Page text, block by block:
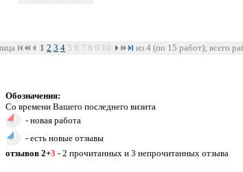
1 2 3 4 5 6 7 8 9 10 из 4 (по 15 работ); всего
Обозначения:
Со времени Вашего последнего визита
- новая работа
- есть новые отзывы
отзывов 2+3 - 2 прочитанных и 3 непрочитанных отзыва